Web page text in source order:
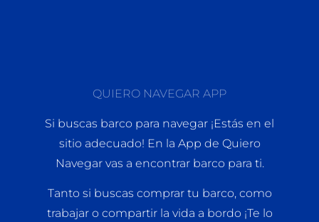
QUIERO NAVEGAR APP
Si buscas barco para navegar ¡Estás en el
sitio adecuado! En la App de Quiero
Navegar vas a encontrar barco para ti.
Tanto si buscas comprar tu barco, como
trabajar o compartir la vida a bordo ¡Te lo